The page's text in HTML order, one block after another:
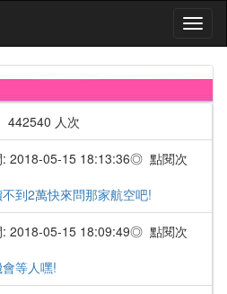
人次
2018-05-15 18:13:36◎ 點閱次
到2萬快來問那家航空吧!
2018-05-15 18:09:49◎ 點閱次
等人嘿!